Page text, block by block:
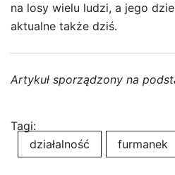
na losy wielu ludzi, a jego
aktualne także dziś.
Artykuł sporządzony na
Tagi:
działalność
furmanek